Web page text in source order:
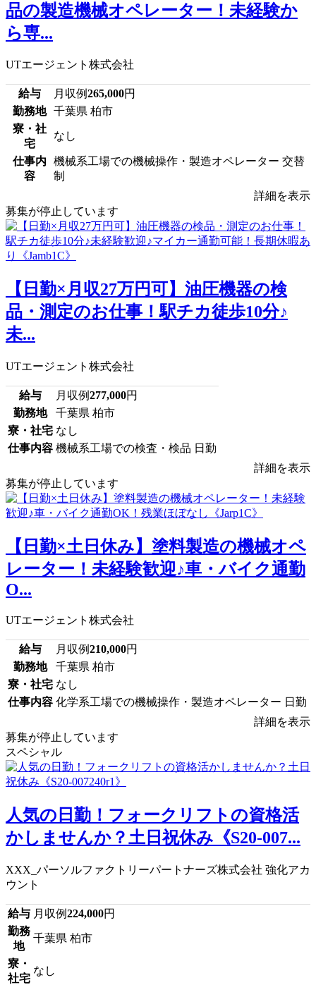
品の製造機械オペレーター！未経験か
ら専...
UTエージェント株式会社
給与 月収例265,000円
勤務地
千葉県 柏市
寮・社
宅
なし
仕事内
容
機械系工場での機械操作・製造オペレーター 交替
制
詳細を表示
募集が停止しています
【日勤×月収27万円可】油圧機器の検
品・測定のお仕事！駅チカ徒歩10分♪
未...
UTエージェント株式会社
給与 月収例277,000円
勤務地
千葉県 柏市
寮・社宅 なし
仕事内容 機械系工場での検査・検品 日勤
詳細を表示
募集が停止しています
【日勤×土日休み】塗料製造の機械オペ
レーター！未経験歓迎♪車・バイク通勤
O...
UTエージェント株式会社
給与 月収例210,000円
勤務地
千葉県 柏市
寮・社宅 なし
仕事内容 化学系工場での機械操作・製造オペレーター 日勤
詳細を表示
募集が停止しています
スペシャル
人気の日勤！フォークリフトの資格活
かしませんか？土日祝休み《S20-007...
XXX_パーソルファクトリーパートナーズ株式会社 強化アカ
ウント
給与 月収例224,000円
勤務
地
千葉県 柏市
寮・
社宅
なし